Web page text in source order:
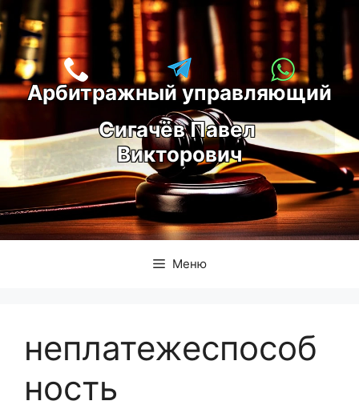
Перейти
к
содержимому
Арбитражный управляющий
Сигачёв Павел
Викторович
Меню
неплатежеспособ
ность